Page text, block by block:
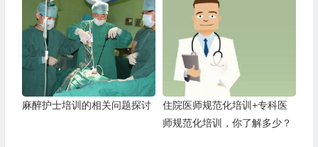
麻醉护士培训的相关问题探讨
住院医师规范化培训+专科医
师规范化培训，你了解多少？